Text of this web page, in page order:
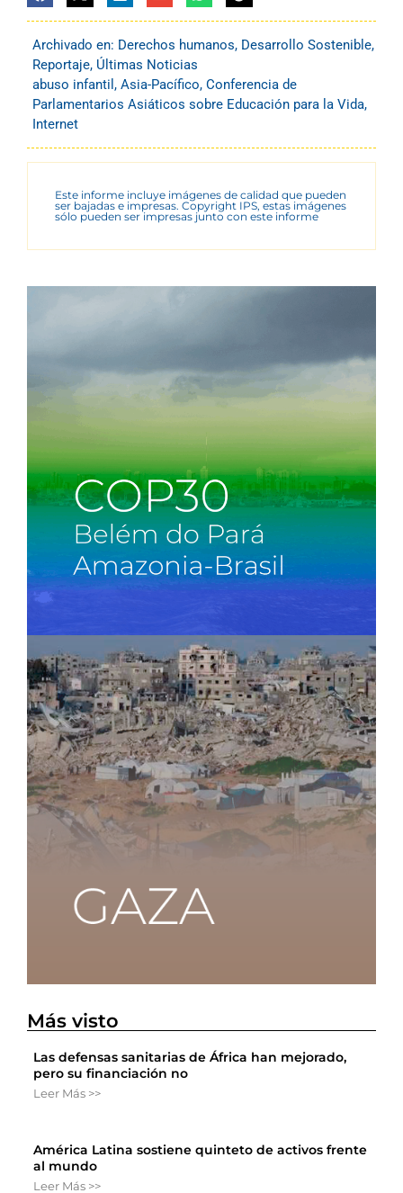
Archivado en: Derechos humanos, Desarrollo Sostenible,
Reportaje, Últimas Noticias
abuso infantil , Asia-Pacífico, Conferencia de
Parlamentarios Asiáticos sobre Educación para la Vida,
Internet
Este informe incluye imágenes de calidad que pueden
ser bajadas e impresas. Copyright IPS, estas imágenes
sólo pueden ser impresas junto con este informe
Más visto
Las defensas sanitarias de África han mejorado,
pero su financiación no
Leer Más >>
América Latina sostiene quinteto de activos frente
al mundo
Leer Más >>